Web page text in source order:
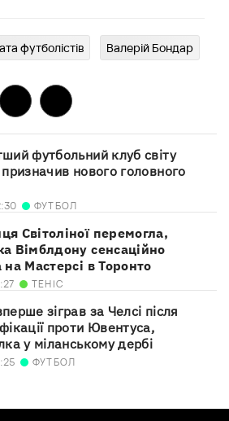
футболістів Валерій Бондар
футбольний клуб світу
нового головного
ФУТБОЛ
Світоліної перемогла,
Вімблдону сенсаційно
на Мастерсі в Торонто
ТЕНІС
зіграв за Челсі після
проти Ювентуса,
у міланському дербі
ФУТБОЛ